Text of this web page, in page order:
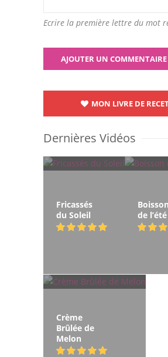
Ecrire la première lettre du mot
MON LIVRE DE
Dernières Vidéos
Fricassés
du Soleil
Boisson
de l’été
Crème
Brûlée de
Melon